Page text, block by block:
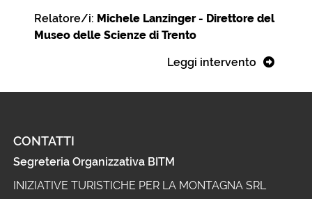
Relatore/i: Michele Lanzinger - Direttore del
Museo delle Scienze di Trento
Leggi intervento
CONTATTI
Segreteria Organizzativa BITM
INIZIATIVE TURISTICHE PER LA MONTAGNA SRL